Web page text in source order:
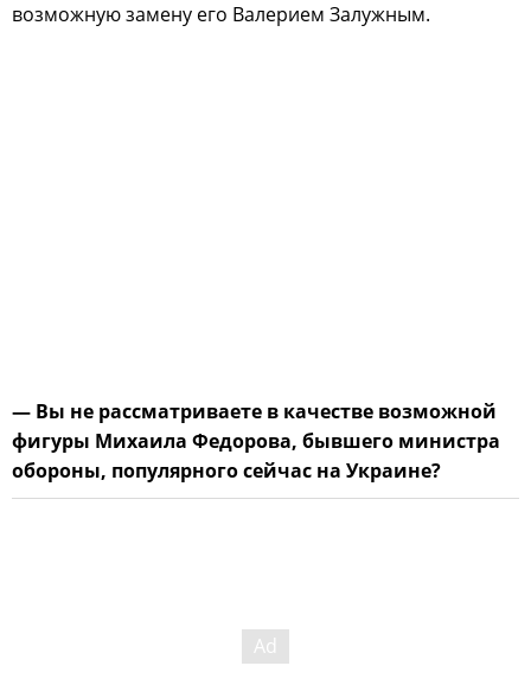
возможную замену его Валерием Залужным.
— Вы не рассматриваете в качестве возможной
фигуры Михаила Федорова, бывшего министра
обороны, популярного сейчас на Украине?